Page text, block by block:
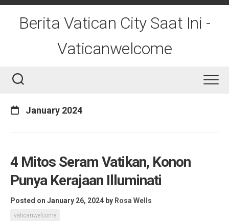
Skip
contentBerita Vatican City Saat Ini -
Vaticanwelcome
January 2024
4 Mitos Seram Vatikan, Konon
Punya Kerajaan Illuminati
Posted on January 26, 2024 by Rosa Wells
vaticanwelcome